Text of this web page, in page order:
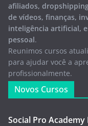
afiliados,
de vídeos, finanças,
inteligência artificial,
pessoal.
Reunimos cursos
para ajudar você a
profissionalmente.
Novos Cursos
Social Pro